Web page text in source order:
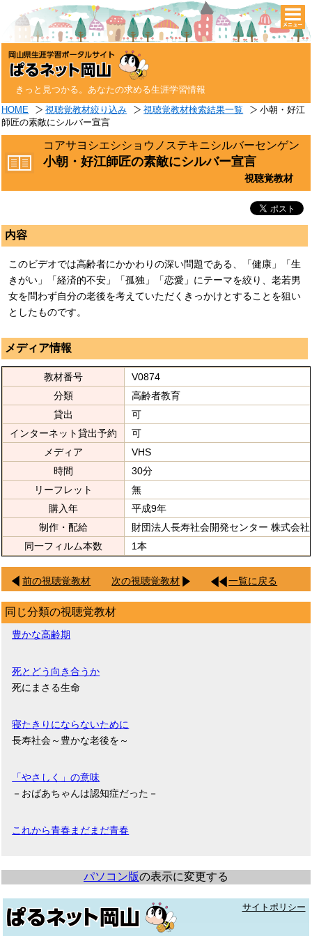
きっと見つかる。あなたの求める生涯学習情報
HOME 視聴覚教材絞り込み 視聴覚教材検索結果一覧
小朝・好江
師匠の素敵にシルバー宣言
コアサヨシエシショウノステキニシルバーセンゲン
小朝・好江師匠の素敵にシルバー宣言
視聴覚教材
内容
このビデオでは高齢者にかかわりの深い問題である、「健康」「生
きがい」「経済的不安」「孤独」「恋愛」にテーマを絞り、老若男
女を問わず自分の老後を考えていただくきっかけとすることを狙い
としたものです。
メディア情報
教材番号
V0874
分類
高齢者教育
貸出
可
インターネット貸出予約
可
メディア
VHS
時間
30分
リーフレット
無
購入年
平成9年
制作・配給
財団法人長寿社会開発センター 株式会
同一フィルム本数
1本
前の視聴覚教材 次の視聴覚教材 一覧に戻る
同じ分類の視聴覚教材
豊かな高齢期
死とどう向き合うか
死にまさる生命
寝たきりにならないために
長寿社会～豊かな老後を～
「やさしく」の意味
－おばあちゃんは認知症だった－
これから青春まだまだ青春
パソコン版の表示に変更する
サイトポリシー